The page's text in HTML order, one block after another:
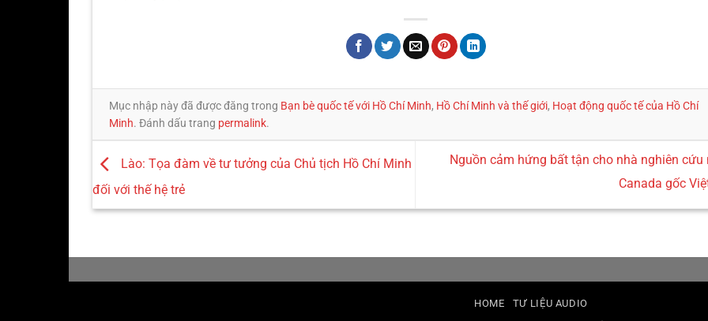
Mục nhập này đã được đăng trong Bạn bè quốc tế với Hồ Chí Minh, Hồ Chí Minh và thế giới, Hoạt động quốc tế của Hồ Chí
Minh. Đánh dấu trang permalink.
Lào: Tọa đàm về tư tưởng của Chủ tịch Hồ Chí Minh
đối với thế hệ trẻ
Nguồn cảm hứng bất tận cho nhà nghiên cứu
Canada gốc
HOME TƯ LIỆU AUDIO